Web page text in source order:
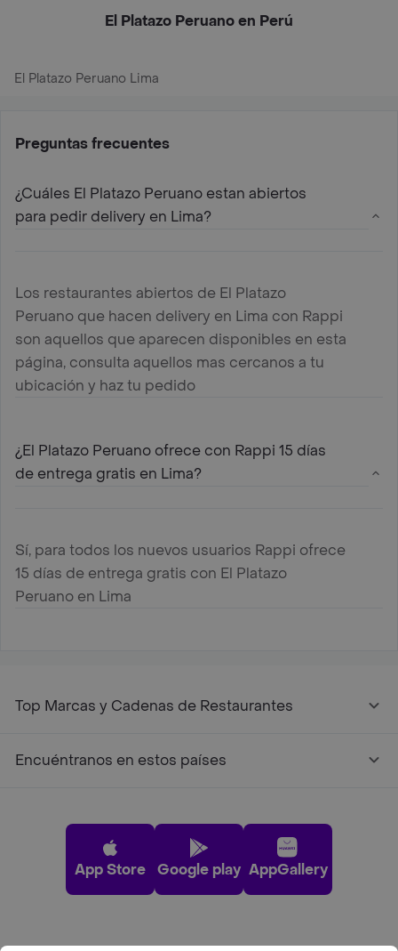
El Platazo Peruano en Perú
El Platazo Peruano Lima
Preguntas frecuentes
¿Cuáles El Platazo Peruano estan abiertos
para pedir delivery en Lima?
Los restaurantes abiertos de El Platazo
Peruano que hacen delivery en Lima con Rappi
son aquellos que aparecen disponibles en esta
página, consulta aquellos mas cercanos a tu
ubicación y haz tu pedido
¿El Platazo Peruano ofrece con Rappi 15 días
de entrega gratis en Lima?
Sí, para todos los nuevos usuarios Rappi ofrece
15 días de entrega gratis con El Platazo
Peruano en Lima
Top Marcas y Cadenas de Restaurantes
Encuéntranos en estos países
App Store Google play AppGallery